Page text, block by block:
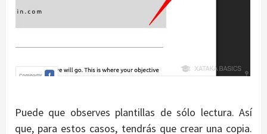
Puede que observes plantillas de sólo lectura. Así
que, para estos casos, tendrás que crear una copia.